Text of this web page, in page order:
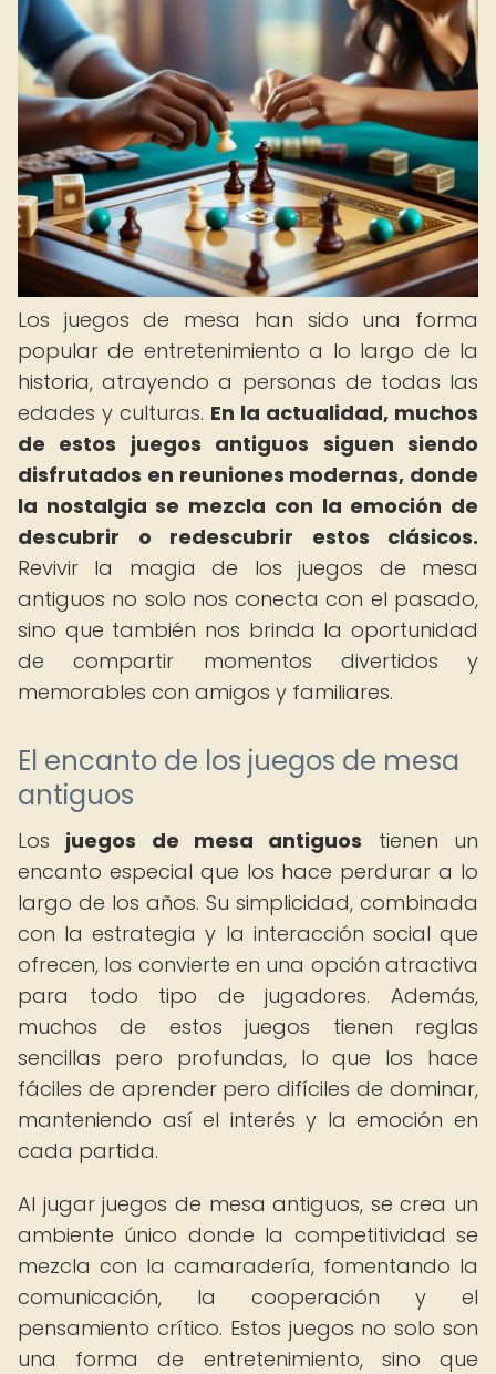
Los juegos de mesa han sido una forma
popular de entretenimiento a lo largo de la
historia, atrayendo a personas de todas las
edades y culturas. En la actualidad, muchos
de estos juegos antiguos siguen siendo
disfrutados en reuniones modernas, donde
la nostalgia se mezcla con la emoción de
descubrir o redescubrir estos clásicos.
Revivir la magia de los juegos de mesa
antiguos no solo nos conecta con el pasado,
sino que también nos brinda la oportunidad
de compartir momentos divertidos y
memorables con amigos y familiares.
El encanto de los juegos de mesa
antiguos
Los juegos de mesa antiguos tienen un
encanto especial que los hace perdurar a lo
largo de los años. Su simplicidad, combinada
con la estrategia y la interacción social que
ofrecen, los convierte en una opción atractiva
para todo tipo de jugadores. Además,
muchos de estos juegos tienen reglas
sencillas pero profundas, lo que los hace
fáciles de aprender pero difíciles de dominar,
manteniendo así el interés y la emoción en
cada partida.
Al jugar juegos de mesa antiguos, se crea un
ambiente único donde la competitividad se
mezcla con la camaradería, fomentando la
comunicación, la cooperación y el
pensamiento crítico. Estos juegos no solo son
una forma de entretenimiento, sino que